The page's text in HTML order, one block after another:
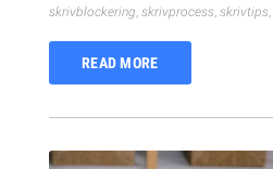
skrivblockering, skrivprocess, skrivtips,
READ MORE